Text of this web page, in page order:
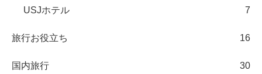
USJホテル 7
旅行お役立ち 16
国内旅行 30